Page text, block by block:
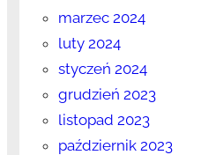
marzec 2024
luty 2024
styczeń 2024
grudzień 2023
listopad 2023
październik 2023